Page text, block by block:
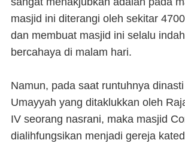
masjid ini diterangi oleh sekitar
dan membuat masjid ini selalu
bercahaya di malam hari.
Namun, pada saat runtuhnya
Umayyah yang ditaklukkan oleh
IV seorang nasrani, maka masjid
dialihfungsikan menjadi gereja